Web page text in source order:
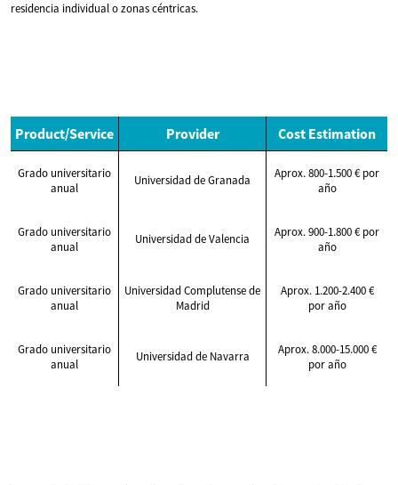
residencia individual o zonas céntricas.
Product/Service Provider Cost Estimation
Grado universitario
anual
Universidad de Granada
Aprox. 800-1.500 € por
año
Grado universitario
anual
Universidad de Valencia
Aprox. 900-1.800 € por
año
Grado universitario
anual
Universidad Complutense de
Madrid
Aprox. 1.200-2.400 €
por año
Grado universitario
anual
Universidad de Navarra
Aprox. 8.000-15.000 €
por año